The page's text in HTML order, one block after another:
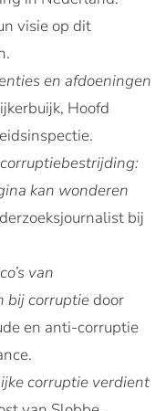
visie op dit
en afdoeningen
Hoofd
kan wonderen
bij
van
bij corruptiedoor
en anti-corruptie
corruptie verdient